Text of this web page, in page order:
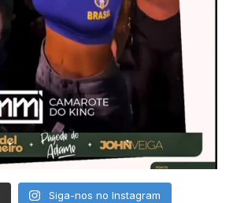
Siga-nos no Instagram